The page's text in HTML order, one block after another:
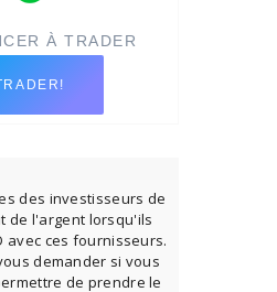
des investisseurs de
de l'argent lorsqu'ils
avec ces fournisseurs.
demander si vous
de prendre le